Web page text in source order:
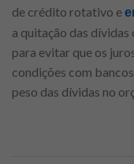
de crédito rotativo e
a quitação das dívidas
para evitar que os
condições com
peso das dívidas no